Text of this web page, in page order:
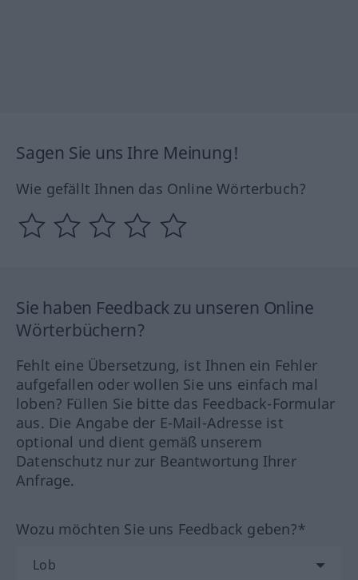
Sagen Sie uns Ihre Meinung!
Wie gefällt Ihnen das Online Wörterbuch?
Sie haben Feedback zu unseren Online
Wörterbüchern?
Fehlt eine Übersetzung, ist Ihnen ein Fehler
aufgefallen oder wollen Sie uns einfach mal
loben? Füllen Sie bitte das Feedback-Formular
aus. Die Angabe der E-Mail-Adresse ist
optional und dient gemäß unserem
Datenschutz nur zur Beantwortung Ihrer
Anfrage.
Wozu möchten Sie uns Feedback geben?*